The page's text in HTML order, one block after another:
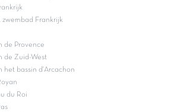
Frankrijk
de Provence
de Zuid-West
het bassin d'Arcachon
du Roi